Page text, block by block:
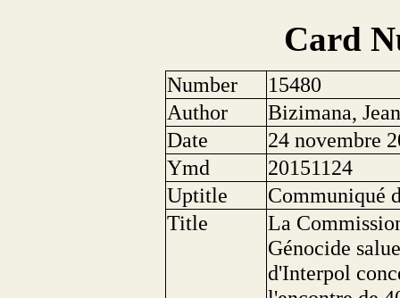
Card
Number
15480
Author
Bizimana,
Date
24 novembre
Ymd
20151124
Uptitle
Communiqué
Title
La
Génocide
d'Interpol